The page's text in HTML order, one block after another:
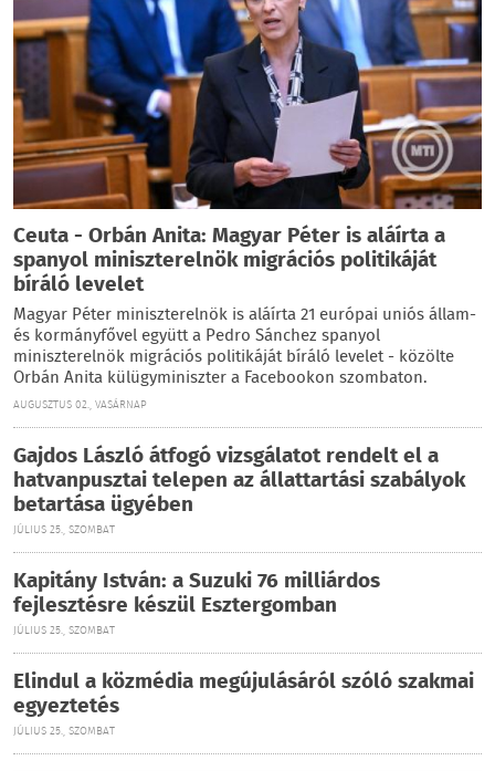
Ceuta - Orbán Anita: Magyar Péter is aláírta a
spanyol miniszterelnök migrációs politikáját
bíráló levelet
Magyar Péter miniszterelnök is aláírta 21 európai uniós állam-
és kormányfővel együtt a Pedro Sánchez spanyol
miniszterelnök migrációs politikáját bíráló levelet - közölte
Orbán Anita külügyminiszter a Facebookon szombaton.
AUGUSZTUS 02., VASÁRNAP
Gajdos László átfogó vizsgálatot rendelt el a
hatvanpusztai telepen az állattartási szabályok
betartása ügyében
JÚLIUS 25., SZOMBAT
Kapitány István: a Suzuki 76 milliárdos
fejlesztésre készül Esztergomban
JÚLIUS 25., SZOMBAT
Elindul a közmédia megújulásáról szóló szakmai
egyeztetés
JÚLIUS 25., SZOMBAT